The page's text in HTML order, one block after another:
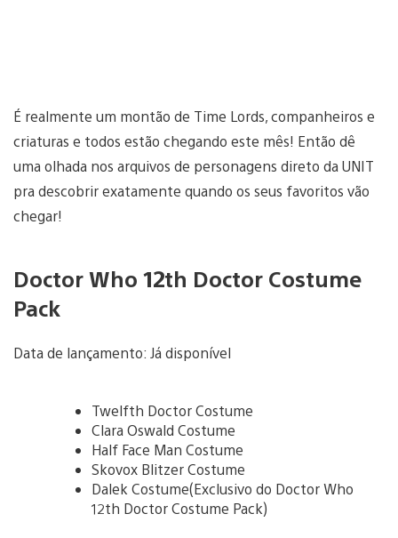
É realmente um montão de Time Lords, companheiros e
criaturas e todos estão chegando este mês! Então dê
uma olhada nos arquivos de personagens direto da UNIT
pra descobrir exatamente quando os seus favoritos vão
chegar!
Doctor Who 12th Doctor Costume
Pack
Data de lançamento: Já disponível
Twelfth Doctor Costume
Clara Oswald Costume
Half Face Man Costume
Skovox Blitzer Costume
Dalek Costume(Exclusivo do Doctor Who
12th Doctor Costume Pack)